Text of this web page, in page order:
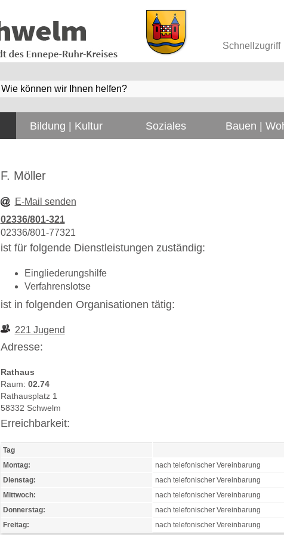
Schnellzugriff
Bildung | Kultur Soziales Bauen |
F. Möller
E-Mail senden
02336/801-321
02336/801-77321
ist für folgende Dienstleistungen zuständig:
Eingliederungshilfe
Verfahrenslotse
ist in folgenden Organisationen tätig:
221 Jugend
Adresse:
Rathaus
Raum: 02.74
Rathausplatz 1
58332 Schwelm
Erreichbarkeit:
Tag
Montag: nach telefonischer Vereinbarung
Dienstag: nach telefonischer Vereinbarung
Mittwoch: nach telefonischer Vereinbarung
Donnerstag: nach telefonischer Vereinbarung
Freitag: nach telefonischer Vereinbarung